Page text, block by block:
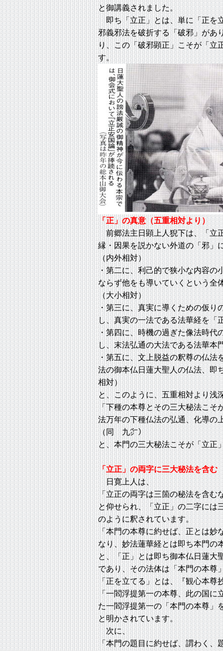
と御講義されました。
即ち「立正」とは、単に「正を
邪義邪法を破折する「破邪」があ
り、この「破邪顕正」こそが「立
す。
「正」の真意（五重相対より）
前郷法主日顕上人猊下は、「立
縁・因果を説かない外道の「邪」
（内外相対）
・第二に、利己的で狭小な内容
ならず他をも導いていくという全
（大小相対）
・第三に、真実に導くための仮り
し、真実の一法である法華経を「
・第四に、時機の過ぎた像法時代
し、末法弘通の大法である法華本
・第五に、文上脱益の釈尊の仏法
法の御本仏日蓮大聖人の仏法、即
相対）
と、このように、五重相対より浅
「下種の本尊とその三大秘法こそ
法万年の下種仏法の弘通、化導の
（同 九㌻）
と、本門の三大秘法こそが「立正
「立正」の両字に三大秘法を含む
日寛上人は、
「立正の両字は三箇の秘法を含
と仰せられ、「立正」の二字には
のように釈されています。
「本門の本尊に約せば、正とは妙
なり、妙法蓮華経とは即ち本門の
と、「正」とは即ち御本仏日蓮大
であり、その法体は「本門の本尊
「正を立てる」とは、『観心本尊
「一閻浮提第一の本尊、此の国
た一閻浮提第一の「本門の本尊」
と明かされています。
次に、
「本門の題目に約せば、謂わく、